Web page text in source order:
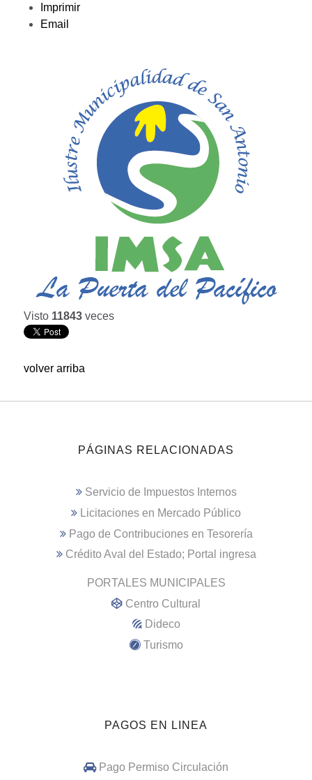
Imprimir
Email
Visto 11843 veces
volver arriba
PÁGINAS RELACIONADAS
Servicio de Impuestos Internos
Licitaciones en Mercado Público
Pago de Contribuciones en Tesorería
Crédito Aval del Estado; Portal ingresa
PORTALES MUNICIPALES
Centro Cultural
Dideco
Turismo
PAGOS EN LINEA
Pago Permiso Circulación